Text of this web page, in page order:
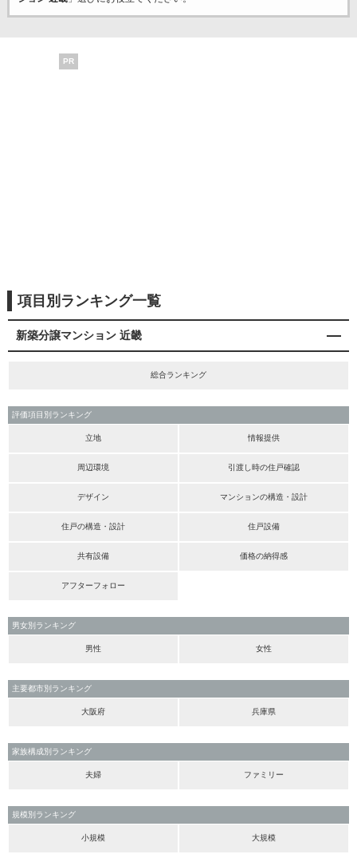
PR
項目別ランキング一覧
新築分譲マンション 近畿
総合ランキング
評価項目別ランキング
立地 情報提供
周辺環境 引渡し時の住戸確認
デザイン マンションの構造・設計
住戸の構造・設計 住戸設備
共有設備 価格の納得感
アフターフォロー
男女別ランキング
男性 女性
主要都市別ランキング
大阪府 兵庫県
家族構成別ランキング
夫婦 ファミリー
規模別ランキング
小規模 大規模